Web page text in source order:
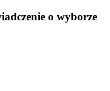
o wyborze